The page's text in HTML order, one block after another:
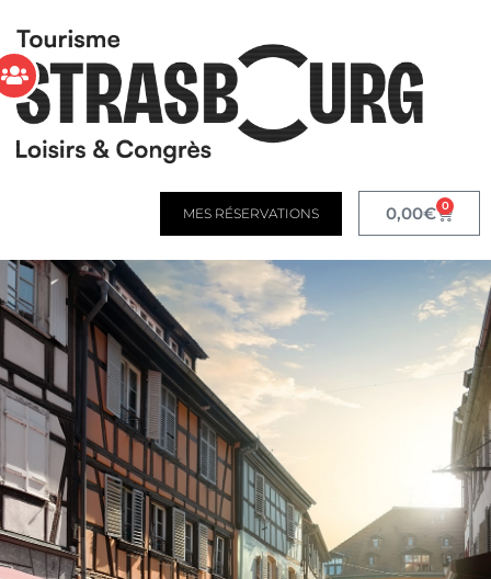
MES RÉSERVATIONS 0,00€ 0